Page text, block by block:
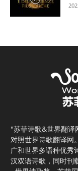
"苏菲诗歌&世界翻
对照世界诗歌翻译网
广和世界多语种优秀
汉双语诗歌，同时刊